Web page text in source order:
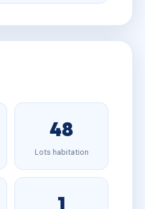
48
Lots habitation
1